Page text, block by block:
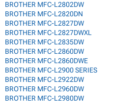
BROTHER MFC-L2802DW
BROTHER MFC-L2820DN
BROTHER MFC-L2827DW
BROTHER MFC-L2827DWXL
BROTHER MFC-L2835DW
BROTHER MFC-L2860DW
BROTHER MFC-L2860DWE
BROTHER MFC-L2900 SERIES
BROTHER MFC-L2922DW
BROTHER MFC-L2960DW
BROTHER MFC-L2980DW